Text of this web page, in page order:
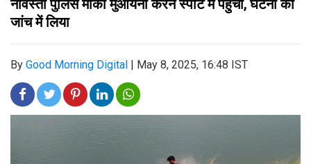
नौवस्ता पुलिस मौका मुआयना करने स्पॉट में पहुंची, घटना को
जांच में लिया
By Good Morning Digital | May 8, 2025, 16:48 IST